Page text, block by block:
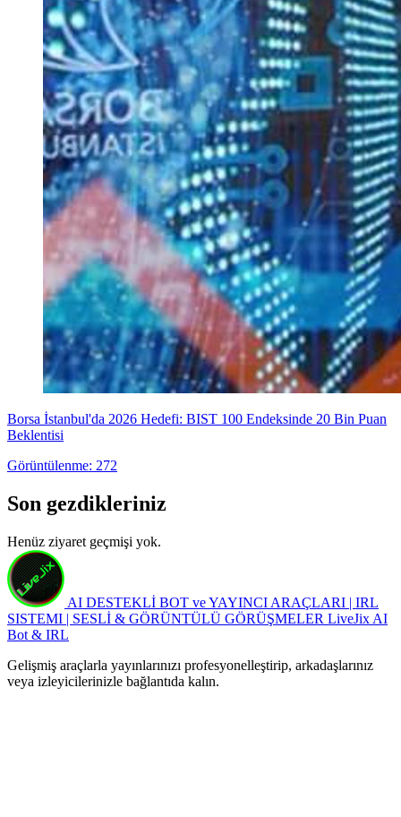
Borsa İstanbul'da 2026 Hedefi: BIST 100 Endeksinde 20 Bin Puan
Beklentisi
Görüntülenme: 272
Son gezdikleriniz
Henüz ziyaret geçmişi yok.
AI DESTEKLİ BOT ve YAYINCI ARAÇLARI | IRL
SISTEMI | SESLİ & GÖRÜNTÜLÜ GÖRÜŞMELER LiveJix AI
Bot & IRL
Gelişmiş araçlarla yayınlarınızı profesyonelleştirip, arkadaşlarınız
veya izleyicilerinizle bağlantıda kalın.